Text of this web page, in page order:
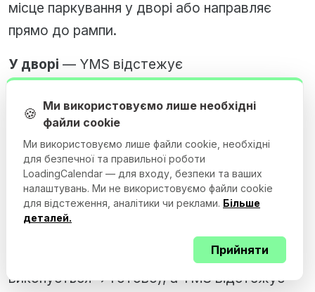
місце паркування у дворі або направляє
прямо до рампи.
У дворі — YMS відстежує
місцезнаходження причепа. Якщо це
залишений причіп, система записує, де він
припаркований. Коли двері рампи стають
доступними, YMS відправляє двірного
жокея перемістити причіп у позицію.
На рампі— Обидві системи обмінюються
даними. Система резервування вантажних
рамп оновлює статус запису (прибув ->
виконується -> готово), а YMS відстежує
🍪 Ми використовуємо лише необхідні
файли cookie
Ми використовуємо лише файли cookie, необхідні
для безпечної та правильної роботи
LoadingCalendar — для входу, безпеки та ваших
налаштувань. Ми не використовуємо файли cookie
для відстеження, аналітики чи реклами. Більше
деталей.
Прийняти